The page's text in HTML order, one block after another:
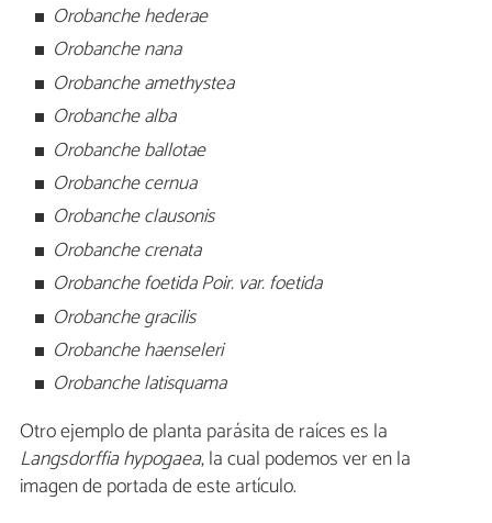
Orobanche hederae
Orobanche nana
Orobanche amethystea
Orobanche alba
Orobanche ballotae
Orobanche cernua
Orobanche clausonis
Orobanche crenata
Orobanche foetida Poir. var. foetida
Orobanche gracilis
Orobanche haenseleri
Orobanche latisquama
Otro ejemplo de planta parásita de raíces es la
Langsdorffia hypogaea, la cual podemos ver en la
imagen de portada de este artículo.